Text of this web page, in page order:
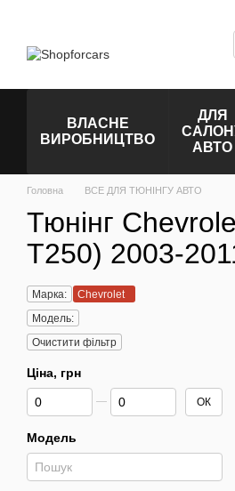
ВЛАСНЕ
ВИРОБНИЦТВО
ДЛЯ
АВТО
Головна ВСЕ ДЛЯ ТЮНІНГУ АВТО
Тюнінг
T250) 2003-
Марка:
Chevrolet
Модель:
Очистити фільтр
Ціна, грн
Від Ціна, грн
До Ціна, грн ОК
Модель